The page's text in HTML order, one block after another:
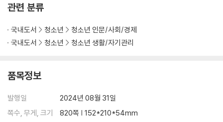
관련 분류
국내도서 청소년
청소년 인문/사회/경제
국내도서
청소년 청소년 생활/자기관리
품목정보
발행일
2024년 08월 31일
쪽수, 무게, 크기
820쪽 | 152*210*54mm